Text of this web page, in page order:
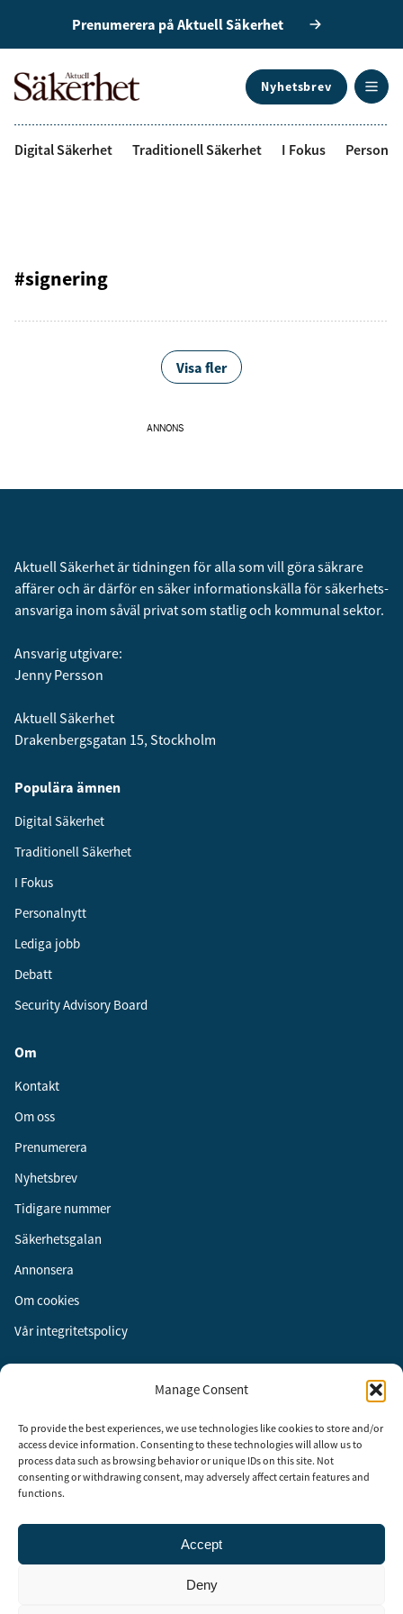
Manage Consent
To provide the best experiences, we use technologies like cookies to store and/or
access device information. Consenting to these technologies will allow us to
process data such as browsing behavior or unique IDs on this site. Not
consenting or withdrawing consent, may adversely affect certain features and
functions.
Accept
Deny
Prenumerera på Aktuell Säkerhet
Nyhetsbrev
Digital Säkerhet Traditionell Säkerhet I Fokus
#signering
Visa fler
ANNONS
Aktuell Säkerhet är tidningen för alla som vill göra säkrare
affärer och är därför en säker informationskälla för säkerhets­
ansvariga inom såväl privat som statlig och kommunal sektor.
Ansvarig utgivare:
Jenny Persson
Aktuell Säkerhet
Drakenbergsgatan 15, Stockholm
Populära ämnen
Digital Säkerhet
Traditionell Säkerhet
I Fokus
Personalnytt
Lediga jobb
Debatt
Security Advisory Board
Om
Kontakt
Om oss
Prenumerera
Nyhetsbrev
Tidigare nummer
Säkerhetsgalan
Annonsera
Om cookies
Vår integritetspolicy
Instagram
LinkedIn
Säkerhet år 2003 för att stimulera, utveckla och informera om